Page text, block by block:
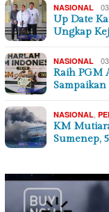
NASIONAL
Up Date
Ungkap
NASIONAL
Raih PGM
NASIONAL
KM
Sumenep,